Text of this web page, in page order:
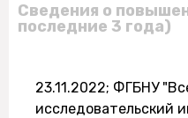
Сведения о
последние 3 года)
23.11.2022; ФГБНУ
исследовательский